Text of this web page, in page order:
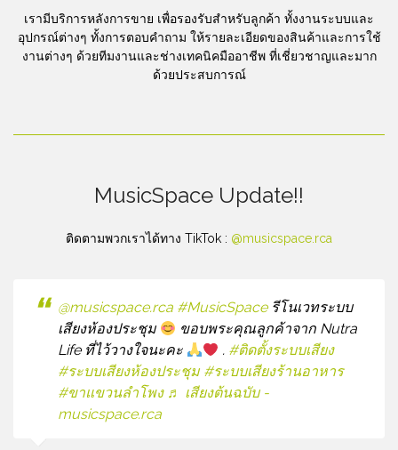
เรามีบริการหลังการขาย เพื่อรองรับสำหรับลูกค้า ทั้งงานระบบและ
อุปกรณ์ต่างๆ ทั้งการตอบคำถาม ให้รายละเอียดของสินค้าและการใช้
งานต่างๆ ด้วยทีมงานและช่างเทคนิคมืออาชีพ ที่เชี่ยวชาญและมาก
ด้วยประสบการณ์
MusicSpace Update!!
ติดตามพวกเราได้ทาง TikTok : @musicspace.rca
@musicspace.rca #MusicSpaceรีโนเวทระบบ
เสียงห้องประชุม
ขอบพระคุณลูกค้าจาก Nutra
Life ที่ไว้วางใจนะคะ
. #ติดตั้งระบบเสียง
#ระบบเสียงห้องประชุม #ระบบเสียงร้านอาหาร
#ขาแขวนลําโพง ♬ เสียงต้นฉบับ -
musicspace.rca